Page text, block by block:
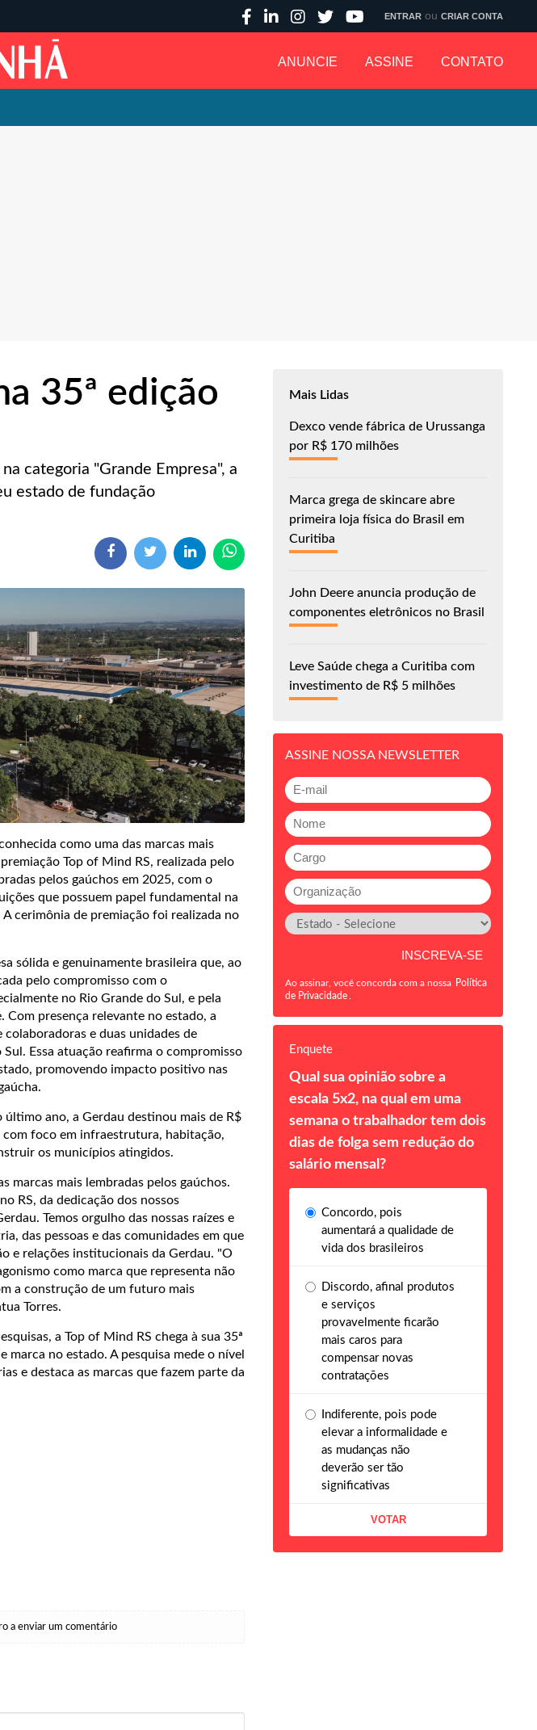
ANUNCIE ASSINE CONTATO
ENTRAR ou CRIAR CONTA
35ª edição
categoria "Grande Empresa", a
estado de fundação
como uma das marcas mais
Top of Mind RS, realizada pelo
pelos gaúchos em 2025, com o
que possuem papel fundamental na
cerimônia de premiação foi realizada no
sólida e genuinamente brasileira que, ao
pelo compromisso com o
no Rio Grande do Sul, e pela
Com presença relevante no estado, a
e duas unidades de
Essa atuação reafirma o compromisso
promovendo impacto positivo nas
ano, a Gerdau destinou mais de R$
foco em infraestrutura, habitação,
os municípios atingidos.
marcas mais lembradas pelos gaúchos.
RS, da dedicação dos nossos
Temos orgulho das nossas raízes e
das pessoas e das comunidades em que
e relações institucionais da Gerdau. "O
como marca que representa não
a construção de um futuro mais
Torres.
a Top of Mind RS chega à sua 35ª
no estado. A pesquisa mede o nível
e destaca as marcas que fazem parte da
a enviar um comentário
Mais Lidas
Dexco vende fábrica de Urussanga
por R$ 170 milhões
Marca grega de skincare abre
primeira loja física do Brasil em
Curitiba
John Deere anuncia produção de
componentes eletrônicos no Brasil
Leve Saúde chega a Curitiba com
investimento de R$ 5 milhões
ASSINE NOSSA NEWSLETTER
Ao assinar, você concorda com a nossa Política
de Privacidade
Enquete
Qual sua opinião sobre a
escala 5x2, na qual em uma
semana o trabalhador tem dois
dias de folga sem redução do
salário mensal?
Concordo, pois
aumentará a qualidade de
vida dos brasileiros
Discordo, afinal produtos
e serviços
provavelmente ficarão
mais caros para
compensar novas
contratações
Indiferente, pois pode
elevar a informalidade e
as mudanças não
deverão ser tão
significativas